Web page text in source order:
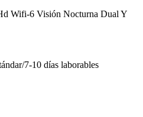
Wifi-6 Visión Nocturna Dual Y
7-10 días laborables